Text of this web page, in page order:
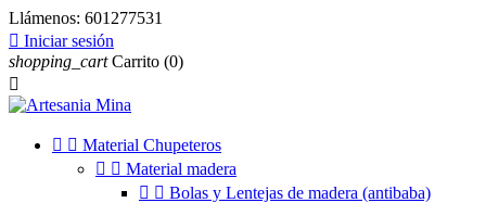
Llámenos: 601277531
 Iniciar sesión
shopping_cart Carrito (0)

  Material Chupeteros
  Material madera
  Bolas y Lentejas de madera (antibaba)